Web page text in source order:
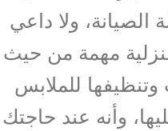
الصيانة، ولا داعي
مهمة من حيث
للملابس
وأنه عند حاجتك